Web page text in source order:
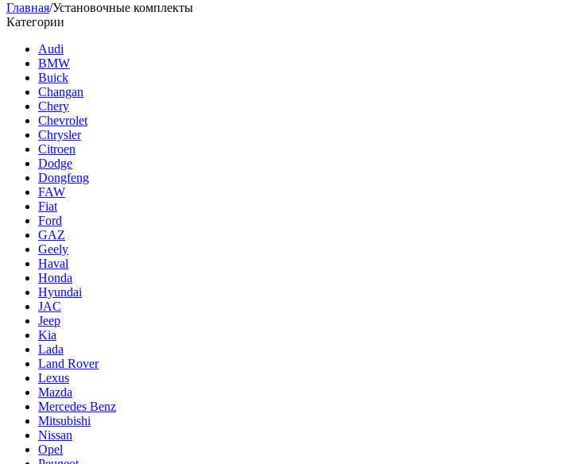
Главная/Установочные комплекты
Категории
Audi
BMW
Buick
Changan
Chery
Chevrolet
Chrysler
Citroen
Dodge
Dongfeng
FAW
Fiat
Ford
GAZ
Geely
Haval
Honda
Hyundai
JAC
Jeep
Kia
Lada
Land Rover
Lexus
Mazda
Mercedes Benz
Mitsubishi
Nissan
Opel